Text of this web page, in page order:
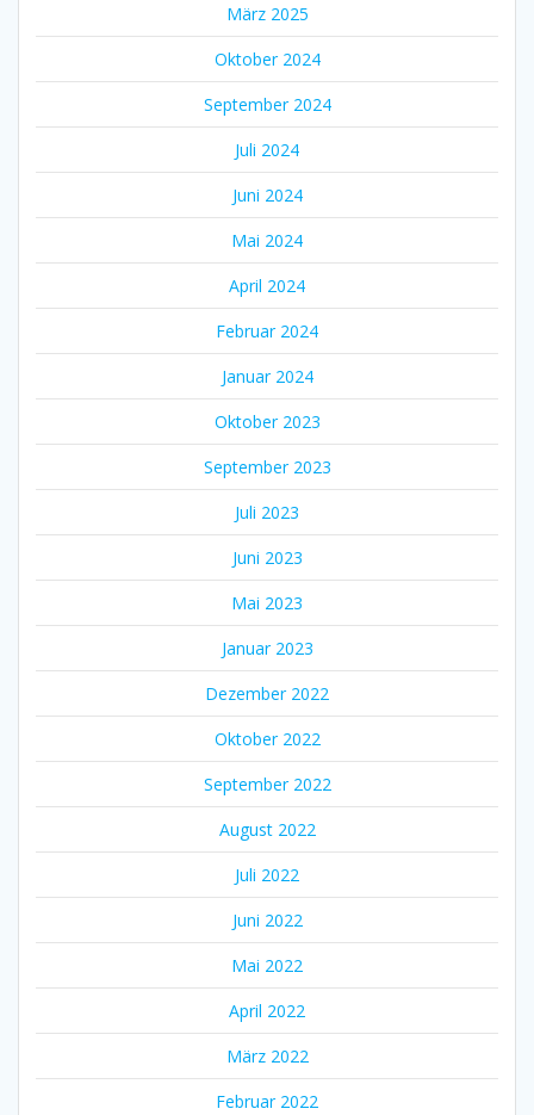
März 2025
Oktober 2024
September 2024
Juli 2024
Juni 2024
Mai 2024
April 2024
Februar 2024
Januar 2024
Oktober 2023
September 2023
Juli 2023
Juni 2023
Mai 2023
Januar 2023
Dezember 2022
Oktober 2022
September 2022
August 2022
Juli 2022
Juni 2022
Mai 2022
April 2022
März 2022
Februar 2022